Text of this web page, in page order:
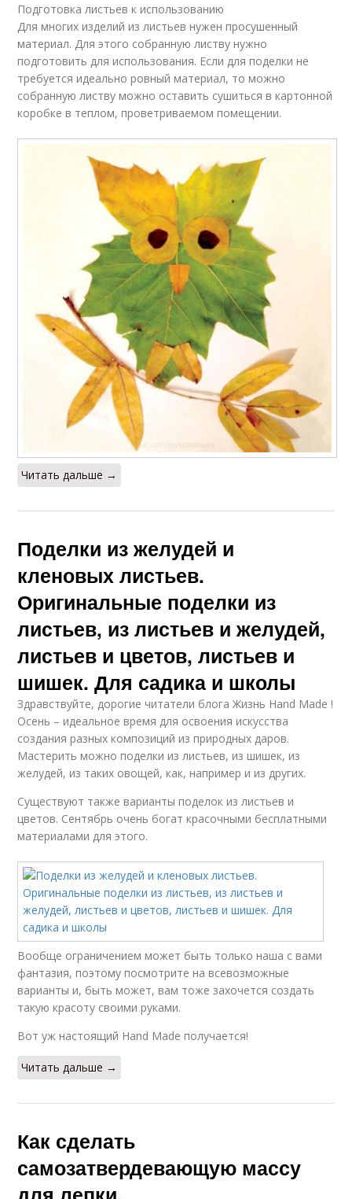
Подготовка листьев к использованию
Для многих изделий из листьев нужен просушенный
материал. Для этого собранную листву нужно
подготовить для использования. Если для поделки не
требуется идеально ровный материал, то можно
собранную листву можно оставить сушиться в картонной
коробке в теплом, проветриваемом помещении.
Читать дальше →
Поделки из желудей и
кленовых листьев.
Оригинальные поделки из
листьев, из листьев и желудей,
листьев и цветов, листьев и
шишек. Для садика и школы
Здравствуйте, дорогие читатели блога Жизнь Hand Made !
Осень – идеальное время для освоения искусства
создания разных композиций из природных даров.
Мастерить можно поделки из листьев, из шишек, из
желудей, из таких овощей, как, например и из других.
Существуют также варианты поделок из листьев и
цветов. Сентябрь очень богат красочными бесплатными
материалами для этого.
Вообще ограничением может быть только наша с вами
фантазия, поэтому посмотрите на всевозможные
варианты и, быть может, вам тоже захочется создать
такую красоту своими руками.
Вот уж настоящий Hand Made получается!
Читать дальше →
Как сделать
самозатвердевающую массу